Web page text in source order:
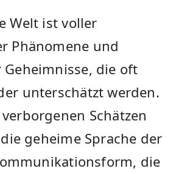
Welt ist voller
Phänomene und
die oft
unterschätzt werden.
Schätzen
geheime Sprache‌ der
die